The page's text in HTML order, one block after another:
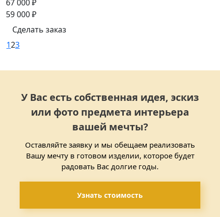
67 000₽
59 000₽
Сделать заказ
123
У Вас есть собственная идея, эскиз
или фото предмета интерьера
вашей мечты?
Оставляйте заявку и мы обещаем реализовать
Вашу мечту в готовом изделии, которое будет
радовать Вас долгие годы.
Узнать стоимость